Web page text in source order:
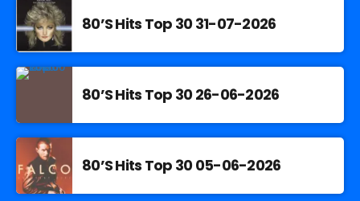
80’S Hits Top 30 31-07-2026
80’S Hits Top 30 26-06-2026
80’S Hits Top 30 05-06-2026